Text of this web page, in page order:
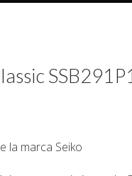
SSB291P1
la marca Seiko